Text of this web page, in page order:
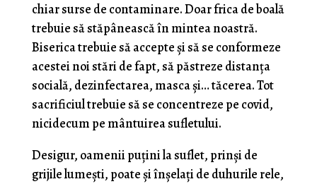
chiar surse de contaminare. Doar frica de boală
trebuie să stăpânească în mintea noastră.
Biserica trebuie să accepte și să se conformeze
acestei noi stări de fapt, să păstreze distanța
socială, dezinfectarea, masca și… tăcerea. Tot
sacrificiul trebuie să se concentreze pe covid,
nicidecum pe mântuirea sufletului.
Desigur, oamenii puțini la suflet, prinși de
grijile lumești, poate și înșelați de duhurile rele,